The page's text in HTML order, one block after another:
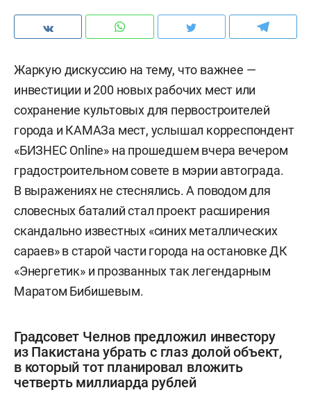
Жаркую дискуссию на тему, что важнее —
инвестиции и 200 новых рабочих мест или
сохранение культовых для первостроителей
города и КАМАЗа мест, услышал корреспондент
«БИЗНЕС Online» на прошедшем вчера вечером
градостроительном совете в мэрии автограда.
В выражениях не стеснялись. А поводом для
словесных баталий стал проект расширения
скандально известных «синих металлических
сараев» в старой части города на остановке ДК
«Энергетик» и прозванных так легендарным
Маратом Бибишевым.
Градсовет Челнов предложил инвестору
из Пакистана убрать с глаз долой объект,
в который тот планировал вложить
четверть миллиарда рублей